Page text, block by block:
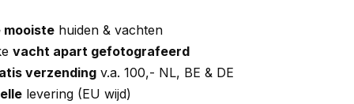
mooiste huiden & vachten
vacht apart gefotografeerd
verzending v.a. 100,- NL, BE & DE
levering (EU wijd)